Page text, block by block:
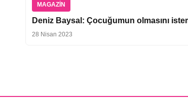
MAGAZIN
Deniz Baysal: Çocuğumun olmasını
28 Nisan 2023